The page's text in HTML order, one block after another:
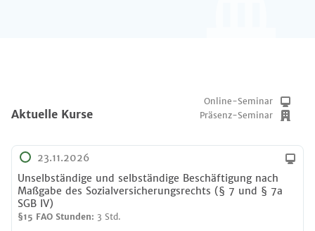
Aktuelle Kurse
Online-Seminar
Präsenz-Seminar
23.11.2026
Unselbständige und selbständige Beschäftigung nach
Maßgabe des Sozialversicherungsrechts (§ 7 und § 7a
SGB IV)
§15 FAO Stunden: 3 Std.